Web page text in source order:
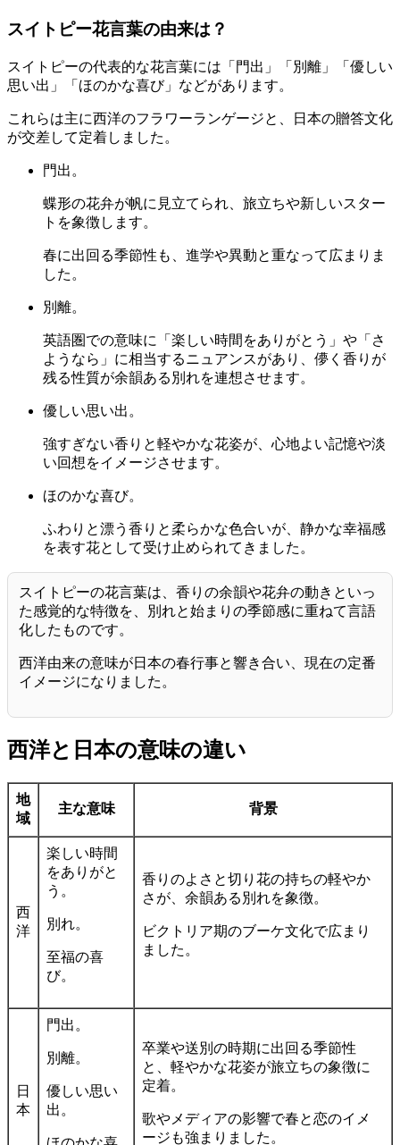
スイトピー花言葉の由来は？
スイトピーの代表的な花言葉には「門出」「別離」「優しい
思い出」「ほのかな喜び」などがあります。
これらは主に西洋のフラワーランゲージと、日本の贈答文化
が交差して定着しました。
門出。
蝶形の花弁が帆に見立てられ、旅立ちや新しいスター
トを象徴します。
春に出回る季節性も、進学や異動と重なって広まりま
した。
別離。
英語圏での意味に「楽しい時間をありがとう」や「さ
ようなら」に相当するニュアンスがあり、儚く香りが
残る性質が余韻ある別れを連想させます。
優しい思い出。
強すぎない香りと軽やかな花姿が、心地よい記憶や淡
い回想をイメージさせます。
ほのかな喜び。
ふわりと漂う香りと柔らかな色合いが、静かな幸福感
を表す花として受け止められてきました。
スイトピーの花言葉は、香りの余韻や花弁の動きといっ
た感覚的な特徴を、別れと始まりの季節感に重ねて言語
化したものです。
西洋由来の意味が日本の春行事と響き合い、現在の定番
イメージになりました。
西洋と日本の意味の違い
地
域
主な意味 背景
西
洋
楽しい時間
をありがと
う。
別れ。
至福の喜
び。
香りのよさと切り花の持ちの軽やか
さが、余韻ある別れを象徴。
ビクトリア期のブーケ文化で広まり
ました。
日
本
門出。
別離。
優しい思い
出。
卒業や送別の時期に出回る季節性
と、軽やかな花姿が旅立ちの象徴に
定着。
歌やメディアの影響で春と恋のイメ
ージも強まりました。